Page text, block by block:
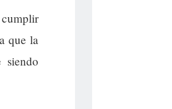
cumplir
que la
siendo